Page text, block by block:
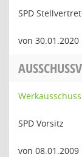
SPD
von 30.01.2020
SPD Vorsitz
von 08.01.2009